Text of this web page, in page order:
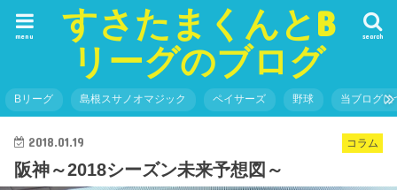
すさたまくんとB
リーグのブログ
search
menu
Bリーグ 島根スサノオマジック ペイサーズ 野球 当ブログに
コラム
2018.01.19
阪神～2018シーズン未来予想図～